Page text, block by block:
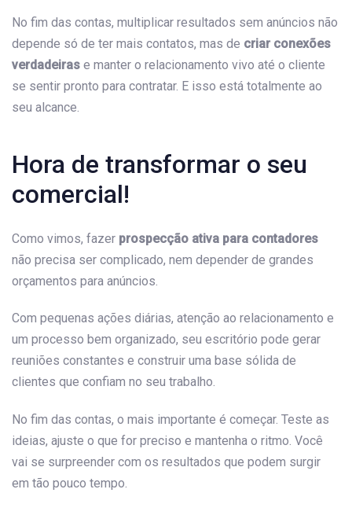
No fim das contas, multiplicar resultados sem anúncios não
depende só de ter mais contatos, mas de criar conexões
verdadeiras e manter o relacionamento vivo até o cliente
se sentir pronto para contratar. E isso está totalmente ao
seu alcance.
Hora de transformar o seu
comercial!
Como vimos, fazer prospecção ativa para contadores
não precisa ser complicado, nem depender de grandes
orçamentos para anúncios.
Com pequenas ações diárias, atenção ao relacionamento e
um processo bem organizado, seu escritório pode gerar
reuniões constantes e construir uma base sólida de
clientes que confiam no seu trabalho.
No fim das contas, o mais importante é começar. Teste as
ideias, ajuste o que for preciso e mantenha o ritmo. Você
vai se surpreender com os resultados que podem surgir
em tão pouco tempo.